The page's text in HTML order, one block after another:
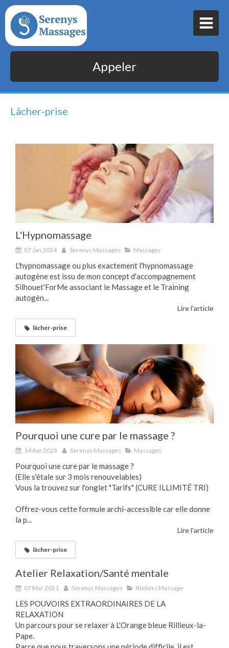
Appeler
Lâcher-prise
L'Hypnomassage
07 Jan 2024 Serenys Massages Massages
L'hypnomassage ou plus exactement l'hypnomassage
autogène est issu de mon concept d'accompagnement
Silhouet'ForMe associant le Massage et le Training
autogèn...
Lire l'article
lâcher-prise
Pourquoi une cure par le massage ?
14 Avr 2023 Serenys Massages Massages
Pourquoi une cure par le massage ?
(Elle s'étale sur 3 mois renouvelables)
Vous la trouvez sur l'onglet "Tarifs" (CURE ILLIMITÉ TRI)
Offrez-vous cette formule archi-accessible car elle donne
la p...
Lire l'article
lâcher-prise
Atelier Relaxation/Santé mentale
07 Mar 2021 Serenys Massages Ateliers Massage
LES POUVOIRS EXTRAORDINAIRES DE LA
RELAXATION
Un parcours pour se relaxer à L'Orange bleue Rillieux-la-
Pape.